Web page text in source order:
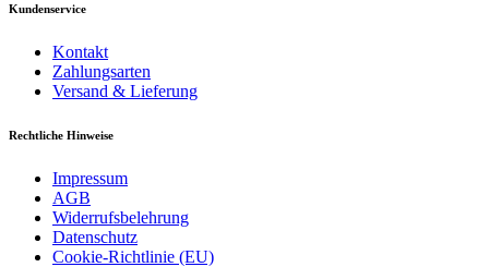
Kundenservice
Kontakt
Zahlungsarten
Versand & Lieferung
Rechtliche Hinweise
Impressum
AGB
Widerrufsbelehrung
Datenschutz
Cookie-Richtlinie (EU)